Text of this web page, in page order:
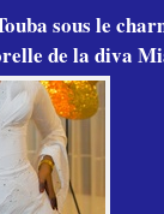
sous le
de la diva